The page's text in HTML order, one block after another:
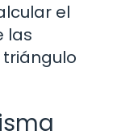
el
las